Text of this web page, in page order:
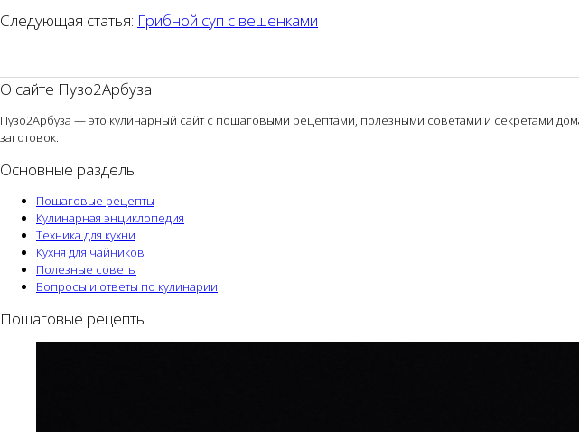
Следующая статья: Грибной суп с вешенками
О сайте Пузо2Арбуза
Пузо2Арбуза — это кулинарный сайт с пошаговыми рецептами, полезными советами и секретами
заготовок.
Основные разделы
Пошаговые рецепты
Кулинарная энциклопедия
Техника для кухни
Кухня для чайников
Полезные советы
Вопросы и ответы по кулинарии
Пошаговые рецепты